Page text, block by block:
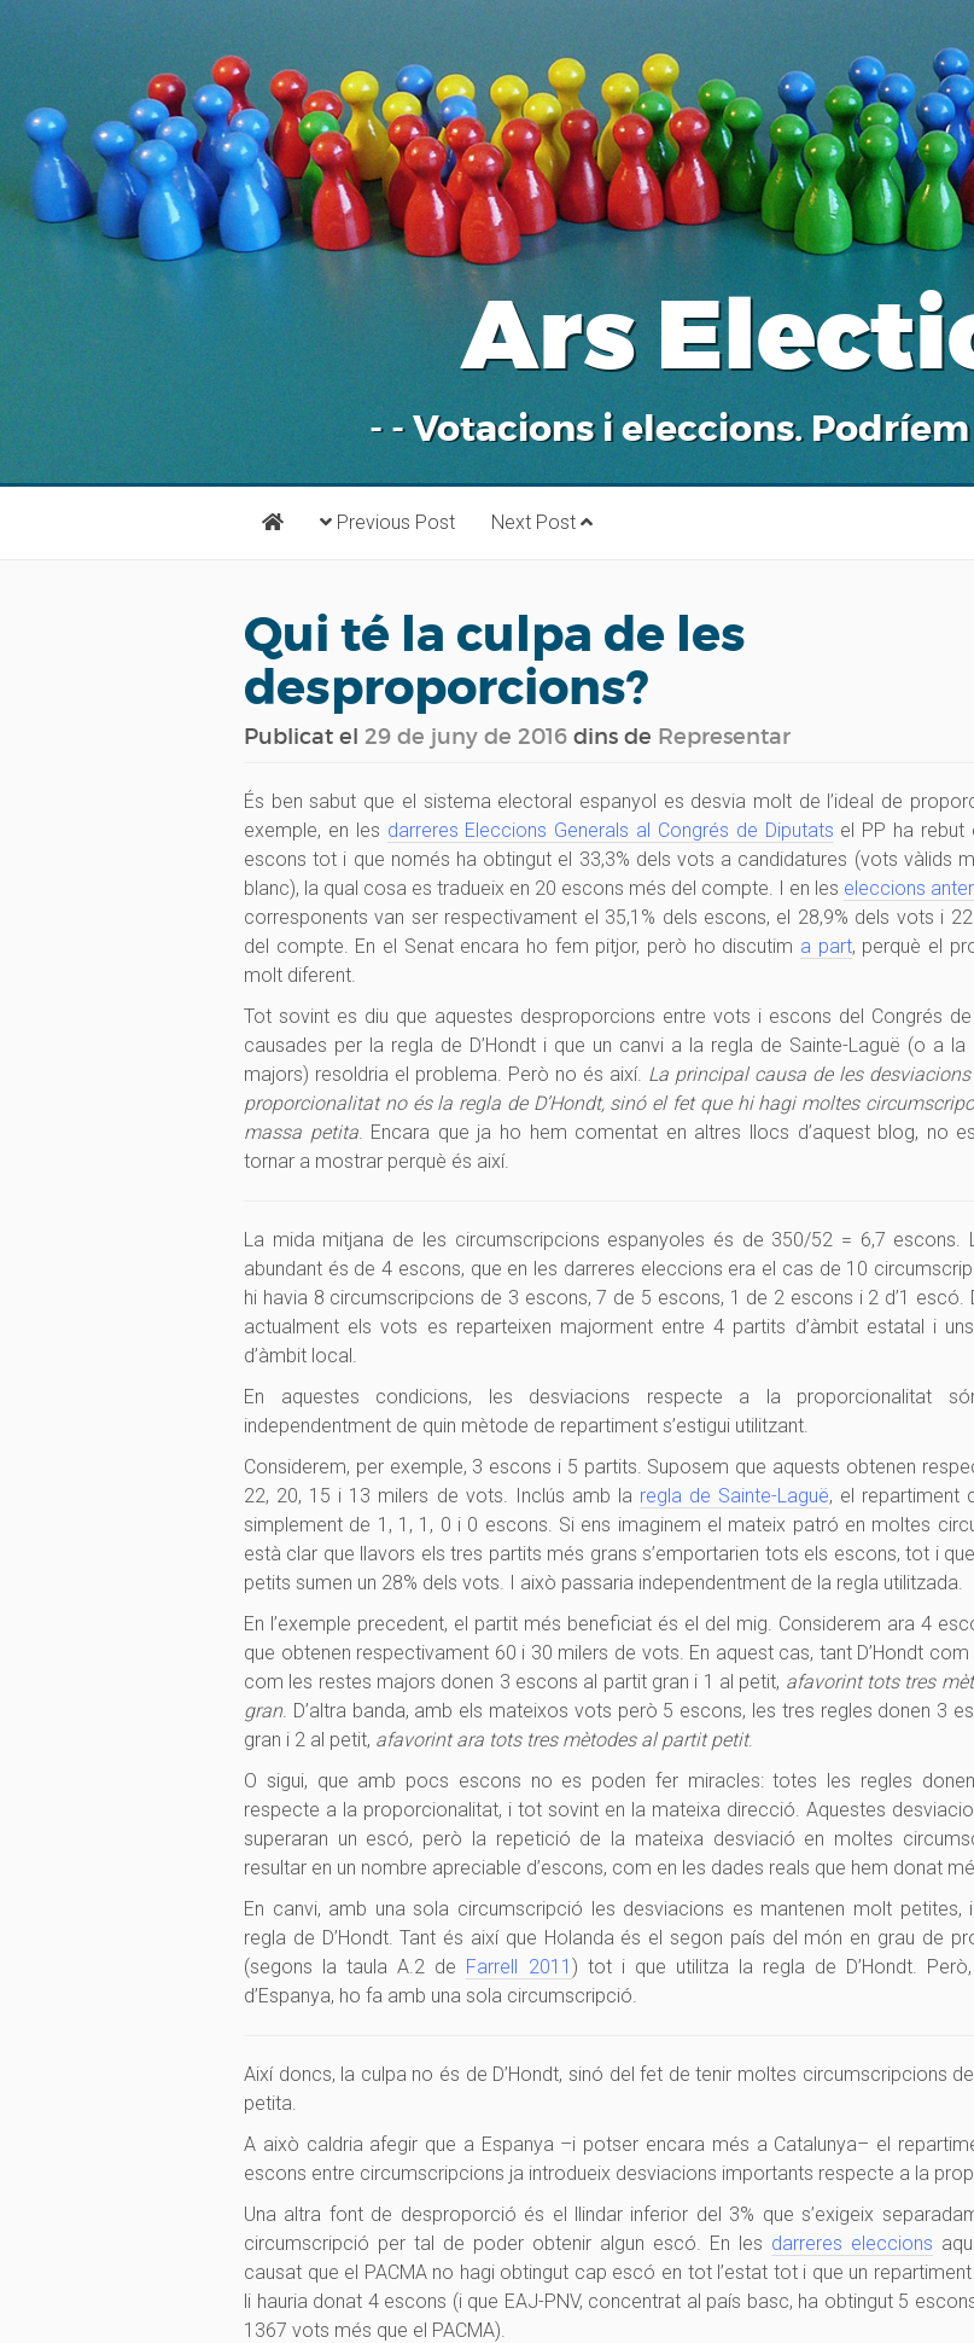
Ars
- - Votacions i eleccions.
Previous Post Next Post
Qui té la culpa de les
desproporcions?
Publicat el 29 de juny de 2016 dins de Representar
És ben sabut que el sistema electoral espanyol es desvia molt de l’ideal de
exemple, en les darreres Eleccions Generals al Congrés de Diputats el PP ha rebut
escons tot i que només ha obtingut el 33,3% dels vots a candidatures (vots vàlids
blanc), la qual cosa es tradueix en 20 escons més del compte. I en les eleccions
corresponents van ser respectivament el 35,1% dels escons, el 28,9% dels vots i
del compte. En el Senat encara ho fem pitjor, però ho discutim a part, perquè el
molt diferent.
Tot sovint es diu que aquestes desproporcions entre vots i escons del Congrés
causades per la regla de D’Hondt i que un canvi a la regla de Sainte-Laguë (o a la
majors) resoldria el problema. Però no és així. La principal causa de les
proporcionalitat no és la regla de D’Hondt, sinó el fet que hi hagi moltes
massa petita. Encara que ja ho hem comentat en altres llocs d’aquest blog, no
tornar a mostrar perquè és així.
La mida mitjana de les circumscripcions espanyoles és de 350/52 = 6,7 escons.
abundant és de 4 escons, que en les darreres eleccions era el cas de 10
hi havia 8 circumscripcions de 3 escons, 7 de 5 escons, 1 de 2 escons i 2 d’1 escó.
actualment els vots es reparteixen majorment entre 4 partits d’àmbit estatal i
d’àmbit local.
En aquestes condicions, les desviacions respecte a la proporcionalitat
independentment de quin mètode de repartiment s’estigui utilitzant.
Considerem, per exemple, 3 escons i 5 partits. Suposem que aquests obtenen
22, 20, 15 i 13 milers de vots. Inclús amb la regla de Sainte-Laguë, el repartiment
simplement de 1, 1, 1, 0 i 0 escons. Si ens imaginem el mateix patró en moltes
està clar que llavors els tres partits més grans s’emportarien tots els escons, tot i
petits sumen un 28% dels vots. I això passaria independentment de la regla utilitzada.
En l’exemple precedent, el partit més beneficiat és el del mig. Considerem ara 4
que obtenen respectivament 60 i 30 milers de vots. En aquest cas, tant D’Hondt com
com les restes majors donen 3 escons al partit gran i 1 al petit, afavorint tots tres
gran. D’altra banda, amb els mateixos vots però 5 escons, les tres regles donen 3
gran i 2 al petit, afavorint ara tots tres mètodes al partit petit.
O sigui, que amb pocs escons no es poden fer miracles: totes les regles
respecte a la proporcionalitat, i tot sovint en la mateixa direcció. Aquestes
superaran un escó, però la repetició de la mateixa desviació en moltes
resultar en un nombre apreciable d’escons, com en les dades reals que hem donat
En canvi, amb una sola circumscripció les desviacions es mantenen molt petites,
regla de D’Hondt. Tant és així que Holanda és el segon país del món en grau de
(segons la taula A.2 de Farrell 2011 ) tot i que utilitza la regla de D’Hondt.
d’Espanya, ho fa amb una sola circumscripció.
Així doncs, la culpa no és de D’Hondt, sinó del fet de tenir moltes circumscripcions
petita.
A això caldria afegir que a Espanya –i potser encara més a Catalunya– el
escons entre circumscripcions ja introdueix desviacions importants respecte a la
Una altra font de desproporció és el llindar inferior del 3% que s’exigeix
circumscripció per tal de poder obtenir algun escó. En les darreres eleccions
causat que el PACMA no hagi obtingut cap escó en tot l’estat tot i que un
li hauria donat 4 escons (i que EAJ-PNV, concentrat al país basc, ha obtingut 5
1367 vots més que el PACMA).